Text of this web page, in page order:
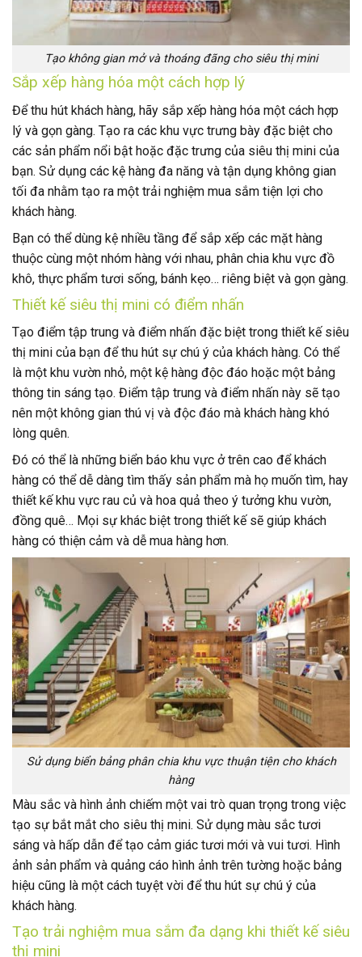
Tạo không gian mở và thoáng đãng cho siêu thị mini
Sắp xếp hàng hóa một cách hợp lý
Để thu hút khách hàng, hãy sắp xếp hàng hóa một cách hợp
lý và gọn gàng. Tạo ra các khu vực trưng bày đặc biệt cho
các sản phẩm nổi bật hoặc đặc trưng của siêu thị mini của
bạn. Sử dụng các kệ hàng đa năng và tận dụng không gian
tối đa nhằm tạo ra một trải nghiệm mua sắm tiện lợi cho
khách hàng.
Bạn có thể dùng kệ nhiều tầng để sắp xếp các mặt hàng
thuộc cùng một nhóm hàng với nhau, phân chia khu vực đồ
khô, thực phẩm tươi sống, bánh kẹo… riêng biệt và gọn gàng.
Thiết kế siêu thị mini có điểm nhấn
Tạo điểm tập trung và điểm nhấn đặc biệt trong thiết kế siêu
thị mini của bạn để thu hút sự chú ý của khách hàng. Có thể
là một khu vườn nhỏ, một kệ hàng độc đáo hoặc một bảng
thông tin sáng tạo. Điểm tập trung và điểm nhấn này sẽ tạo
nên một không gian thú vị và độc đáo mà khách hàng khó
lòng quên.
Đó có thể là những biển báo khu vực ở trên cao để khách
hàng có thể dễ dàng tìm thấy sản phẩm mà họ muốn tìm, hay
thiết kế khu vực rau củ và hoa quả theo ý tưởng khu vườn,
đồng quê… Mọi sự khác biệt trong thiết kế sẽ giúp khách
hàng có thiện cảm và dễ mua hàng hơn.
Sử dụng biển bảng phân chia khu vực thuận tiện cho khách
hàng
Màu sắc và hình ảnh chiếm một vai trò quan trọng trong việc
tạo sự bắt mắt cho siêu thị mini. Sử dụng màu sắc tươi
sáng và hấp dẫn để tạo cảm giác tươi mới và vui tươi. Hình
ảnh sản phẩm và quảng cáo hình ảnh trên tường hoặc bảng
hiệu cũng là một cách tuyệt vời để thu hút sự chú ý của
khách hàng.
Tạo trải nghiệm mua sắm đa dạng khi thiết kế siêu
thị mini